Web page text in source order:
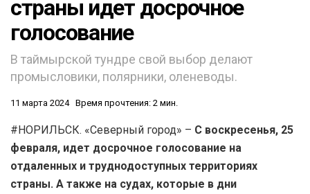
страны идет досрочное
голосование
В таймырской тундре свой выбор делают
промысловики, полярники, оленеводы.
11 марта 2024 Время прочтения: 2 мин.
#НОРИЛЬСК. «Северный город» – С воскресенья, 25
февраля, идет досрочное голосование на
отдаленных и труднодоступных территориях
страны. А также на судах, которые в дни